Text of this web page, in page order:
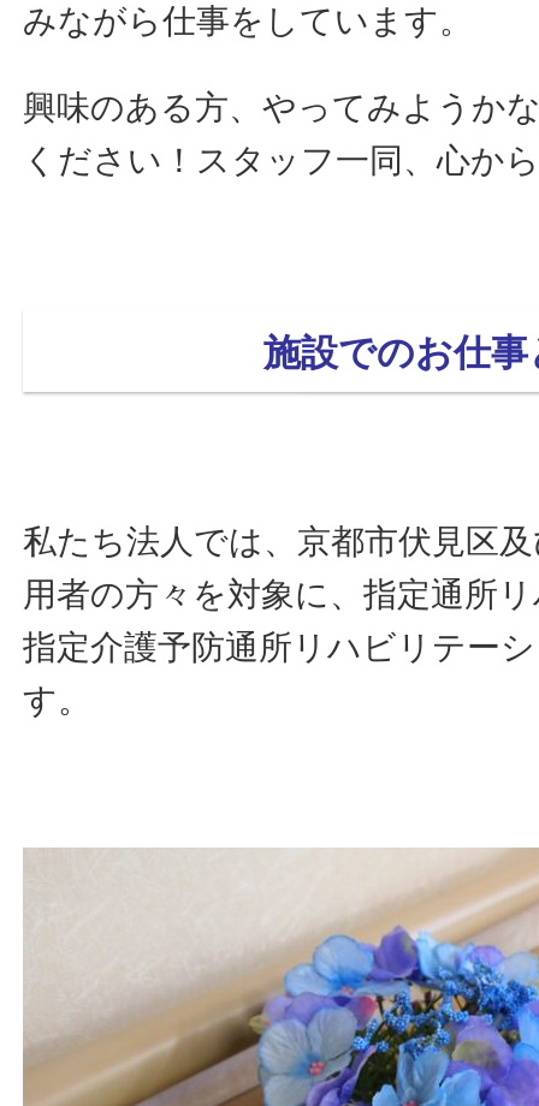
みながら仕事をしています。
興味のある方、やってみようか
ください！スタッフ一同、心か
施設でのお仕事
私たち法人では、京都市伏見区
用者の方々を対象に、指定通所
指定介護予防通所リハビリテー
す。